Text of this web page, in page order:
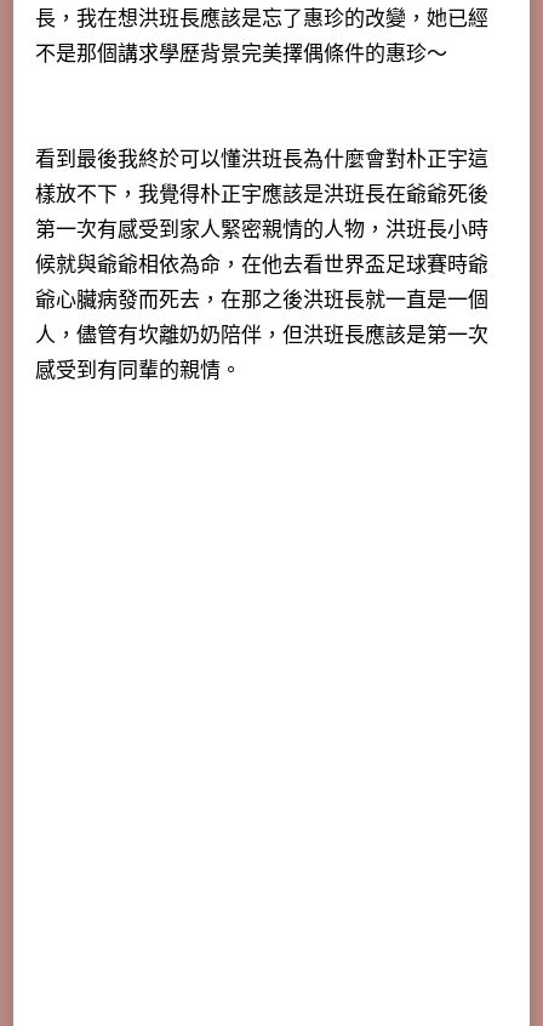
長，我在想洪班長應該是忘了惠珍的改變，她已經
不是那個講求學歷背景完美擇偶條件的惠珍～
看到最後我終於可以懂洪班長為什麼會對朴正宇這
樣放不下，我覺得朴正宇應該是洪班長在爺爺死後
第一次有感受到家人緊密親情的人物，洪班長小時
候就與爺爺相依為命，在他去看世界盃足球賽時爺
爺心臟病發而死去，在那之後洪班長就一直是一個
人，儘管有坎離奶奶陪伴，但洪班長應該是第一次
感受到有同輩的親情。